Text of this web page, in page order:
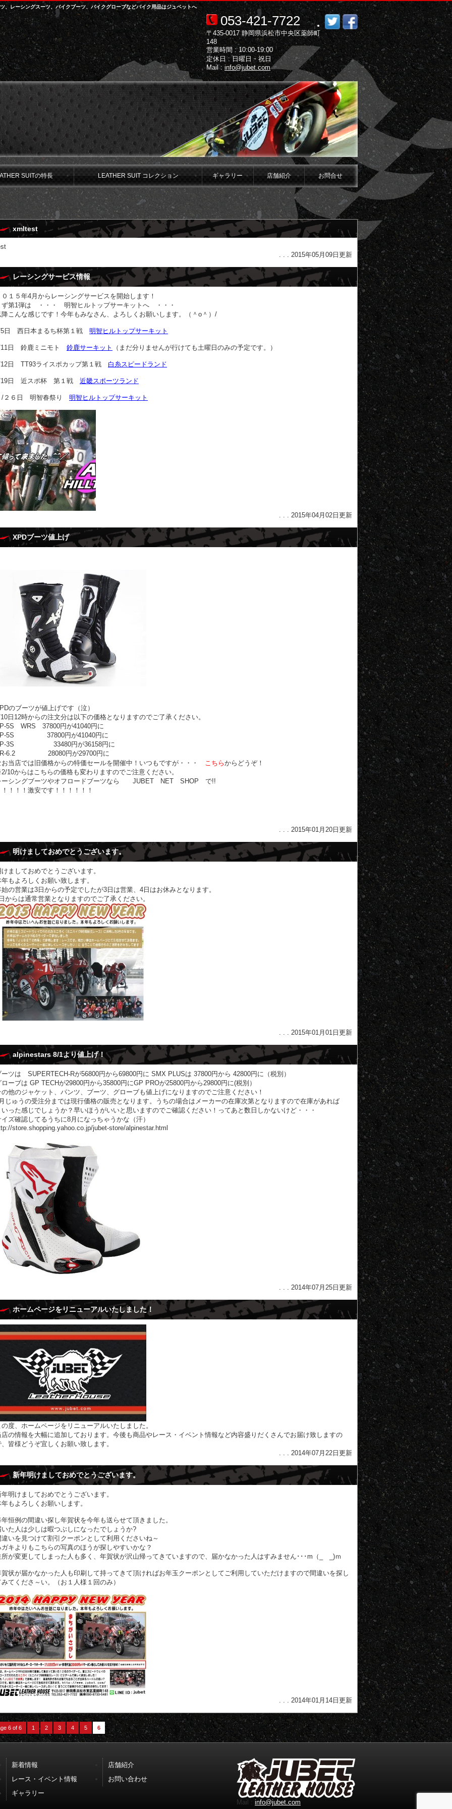
、レーシングスーツ、バイクブーツ、バイクグローブなどバイク用品はジュベットへ
053-421-7722
〒435-0017 静岡県浜松市中央区薬師町
148
営業時間 : 10:00-19:00
定休日 : 日曜日・祝日
Mail :info@jubet.com
SUITの特長 LEATHER SUIT コレクション ギャラリー 店舗紹介 お問合せ
xmltest
. . . 2015年05月09日更新
レーシングサービス情報
０１５年4月からレーシングサービスを開始します！
ず第1弾は ・・・ 明智ヒルトップサーキットへ ・・・
降こんな感じです！今年もみなさん、よろしくお願いします。（＾o＾）/
日 西日本まるち杯第１戦 明智ヒルトップサーキット
日 鈴鹿ミニモト 鈴鹿サーキット （まだ分りませんが行けても土曜日のみの予定です。）
日 TT93ライスポカップ第１戦 白糸スピードランド
19日 近スポ杯 第１戦 近畿スポーツランド
/２６日 明智春祭り 明智ヒルトップサーキット
. . . 2015年04月02日更新
XPDブーツ値上げ
のブーツが値上げです（泣）
日12時からの注文分は以下の価格となりますのでご了承ください。
5S WRS 37800円が41040円に
5S 37800円が41040円に
3S 33480円が36158円に
6.2 28080円が29700円に
お当店では旧価格からの特価セールを開催中！ いつもですが・・・ こちらからどうぞ！
10からはこちらの価格も変わりますのでご注意ください。
ーシングブーツやオフロードブーツなら JUBET NET SHOP で!!
！！！！激安です！！！！！！
. . . 2015年01月20日更新
明けましておめでとうございます。
けましておめでとうございます。
年もよろしくお願い致します。
始の営業は3日からの予定でしたが3日は営業、4日はお休みとなります。
からは通常営業となりますのでご了承ください。
. . . 2015年01月01日更新
alpinestars 8/1より値上げ！
ーツは SUPERTECH-Rが56800円から69800円に SMX PLUSは 37800円から 42800円に（税別）
ローブは GP TECHが29800円から35800円にGP PROが25800円から29800円に(税別）
の他のジャケット、パンツ、ブーツ、グローブも値上げになりますのでご注意ください！
じゅうの受注分までは現行価格の販売となります。うちの場合はメーカーの在庫次第となりますので在庫があれば
いった感じでしょうか？早いほうがいいと思いますのでご確認ください！ってあと数日しかないけど・・・
イズ確認してるうちに8月になっちゃうかな（汗）
store.shopping.yahoo.co.jp/jubet-store/alpinestar.html
. . . 2014年07月25日更新
ホームページをリニューアルいたしました！
の度、ホームページをリニューアルいたしました。
店の情報を大幅に追加しております。今後も商品やレース・イベント情報など内容盛りだくさんでお届け致しますの
、皆様どうぞ宜しくお願い致します。
. . . 2014年07月22日更新
新年明けましておめでとうございます。
年明けましておめでとうございます。
年もよろしくお願いします。
年恒例の間違い探し年賀状を今年も送らせて頂きました。
いた人は少しは暇つぶしになったでしょうか?
違いを見つけて割引クーポンとして利用くださいね～
ガキよりもこちらの写真のほうが探しやすいかな？
所が変更してしまった人も多く、年賀状が沢山帰ってきていますので、届かなかった人はすみません･･･m（_ _)ｍ
賀状が届かなかった人も印刷して持ってきて頂ければお年玉クーポンとしてご利用していただけますので間違いを探し
みてくださ～い。（お１人様１回のみ）
. . . 2014年01月14日更新
6 of 6 1 2 3 4 5 6
新着情報
レース・イベント情報
ギャラリー
店舗紹介
お問い合わせ
Mail : info@jubet.com